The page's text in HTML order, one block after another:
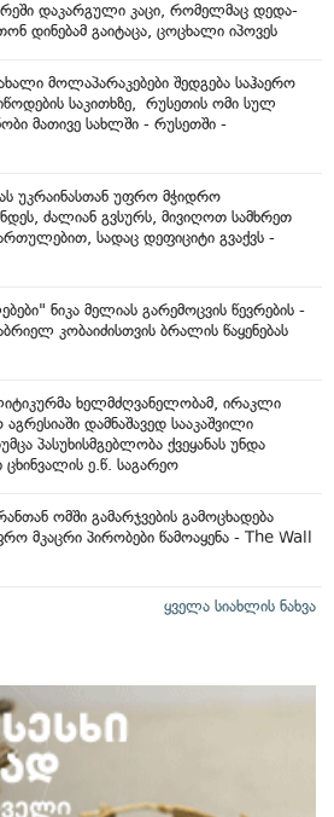
დაკარგული კაცი, რომელმაც დედა-
დინებამ გაიტაცა, ცოცხალი იპოვეს
მოლაპარაკებები შედგება საჰაერო
საკითხზე, რუსეთის ომი სულ
მათივე სახლში - რუსეთში -
უკრაინასთან უფრო მჭიდრო
ძალიან გვსურს, მივიღოთ სამხრეთ
სადაც დეფიციტი გვაქვს -
ნიკა მელიას გარემოცვის წევრების -
კობაიძისთვის ბრალის წაყენებას
ხელმძღვანელობამ, ირაკლი
დამნაშავედ სააკაშვილი
პასუხისმგებლობა ქვეყანას უნდა
ე.წ. საგარეო
ომში გამარჯვების გამოცხადება
მკაცრი პირობები წამოაყენა - The Wall
ყველა სიახლის ნახვა